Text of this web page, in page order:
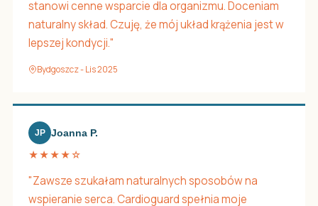
stanowi cenne wsparcie dla organizmu. Doceniam
naturalny skład. Czuję, że mój układ krążenia jest w
lepszej kondycji."
Bydgoszcz - Lis 2025
JP Joanna P.
★★★★☆
"Zawsze szukałam naturalnych sposobów na
wspieranie serca. Cardioguard spełnia moje